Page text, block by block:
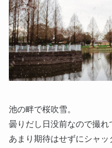
池の畔で桜吹雪。
曇りだし日没前なので撮れ
あまり期待はせずにシャッ